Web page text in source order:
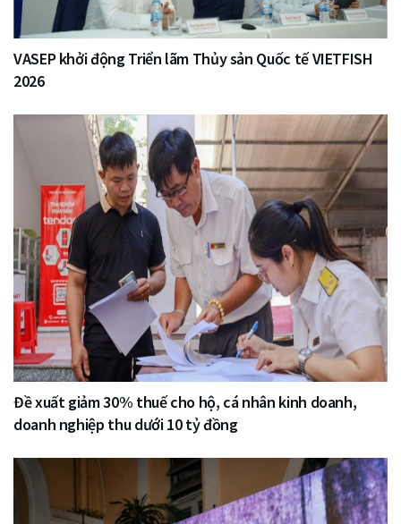
VASEP khởi động Triển lãm Thủy sản Quốc tế VIETFISH
2026
Đề xuất giảm 30% thuế cho hộ, cá nhân kinh doanh,
doanh nghiệp thu dưới 10 tỷ đồng